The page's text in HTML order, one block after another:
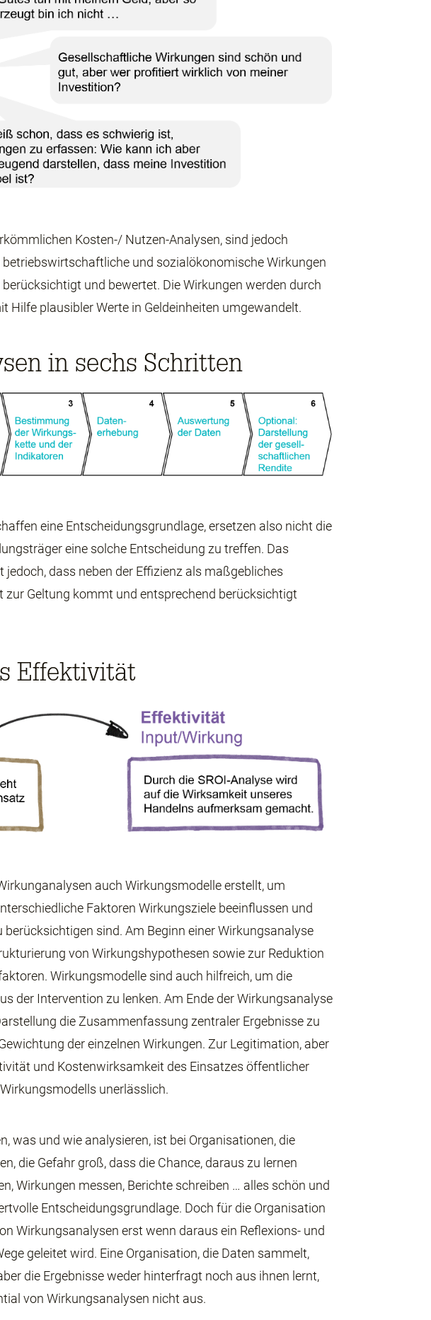
Kosten-/ Nutzen-Analysen, sind jedoch
betriebswirtschaftliche und sozialökonomische Wirkungen
und bewertet. Die Wirkungen werden durch
Hilfe plausibler Werte in Geldeinheiten umgewandelt.
in sechs Schritten
eine Entscheidungsgrundlage, ersetzen also nicht die
eine solche Entscheidung zu treffen. Das
jedoch, dass neben der Effizienz als maßgebliches
zur Geltung kommt und entsprechend berücksichtigt
Effektivität
auch Wirkungsmodelle erstellt, um
Faktoren Wirkungsziele beeinflussen und
sind. Am Beginn einer Wirkungsanalyse
von Wirkungshypothesen sowie zur Reduktion
Wirkungsmodelle sind auch hilfreich, um die
der Intervention zu lenken. Am Ende der Wirkungsanalyse
die Zusammenfassung zentraler Ergebnisse zu
der einzelnen Wirkungen. Zur Legitimation, aber
und Kostenwirksamkeit des Einsatzes öffentlicher
unerlässlich.
was und wie analysieren, ist bei Organisationen, die
die Gefahr groß, dass die Chance, daraus zu lernen
Wirkungen messen, Berichte schreiben … alles schön und
Entscheidungsgrundlage. Doch für die Organisation
Wirkungsanalysen erst wenn daraus ein Reflexions- und
geleitet wird. Eine Organisation, die Daten sammelt,
die Ergebnisse weder hinterfragt noch aus ihnen lernt,
von Wirkungsanalysen nicht aus.